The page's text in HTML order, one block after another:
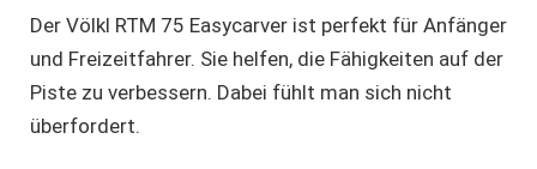
Der Völkl RTM 75 Easycarver ist perfekt für Anfänger
und Freizeitfahrer. Sie helfen, die Fähigkeiten auf der
Piste zu verbessern. Dabei fühlt man sich nicht
überfordert.